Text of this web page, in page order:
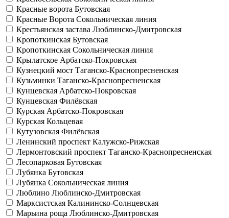
Красные ворота Бутовская
Красные Ворота Сокольническая линия
Крестьянская застава Люблинско-Дмитровская
Кропоткинская Бутовская
Кропоткинская Сокольническая линия
Крылатское Арбатско-Покровская
Кузнецкий мост Таганско-Краснопресненская
Кузьминки Таганско-Краснопресненская
Кунцевская Арбатско-Покровская
Кунцевская Филёвская
Курская Арбатско-Покровская
Курская Кольцевая
Кутузовская Филёвская
Ленинский проспект Калужско-Рижская
Лермонтовский проспект Таганско-Краснопресненская
Лесопарковая Бутовская
Лубянка Бутовская
Лубянка Сокольническая линия
Люблино Люблинско-Дмитровская
Марксистская Калининско-Солнцевская
Марьина роща Люблинско-Дмитровская